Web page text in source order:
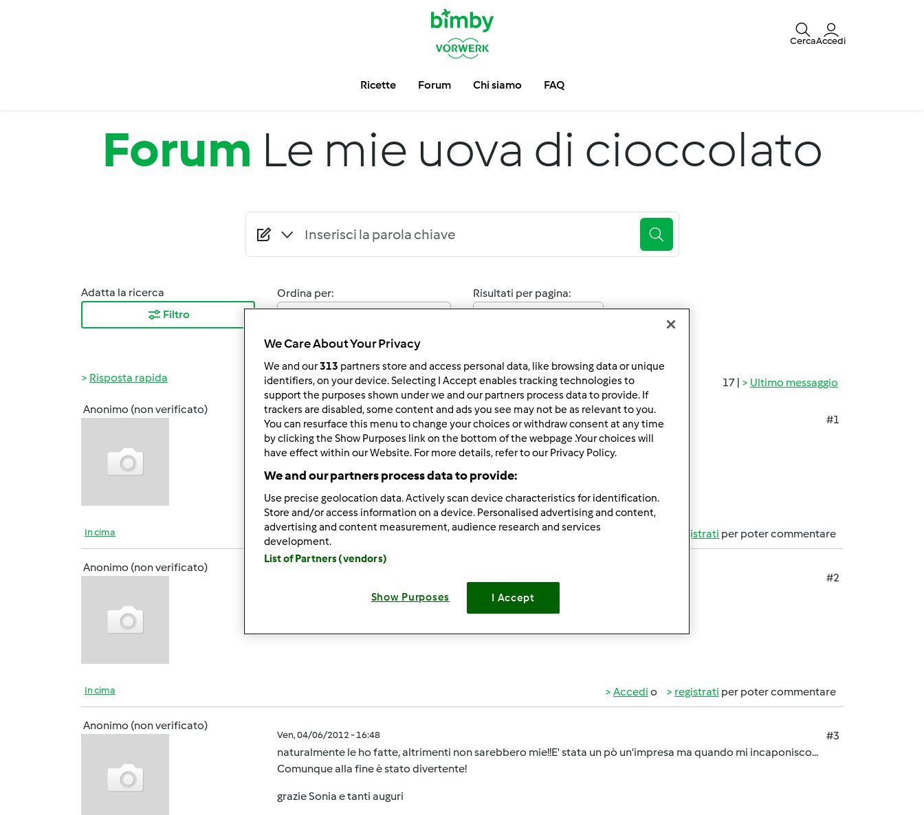
CercaAccedi
Ricette Forum Chi siamo FAQ
Forum Le mie uova di cioccolato
Adatta la ricerca
Filtro
Ordina per:
Risultati per pagina:
17 | Ultimo messaggio
Risposta rapida
Anonimo (non verificato)
Ven, 04/06/2012 - 16:37 #1
In cima registrati per poter commentare
Anonimo (non verificato)
#2
e brava pallinaaaaaaa
ma le uova le hai fatte tu o le hai solo decorate?
In cima Accedi o registrati per poter commentare
Anonimo (non verificato)
Ven, 04/06/2012 - 16:48
#3
naturalmente le ho fatte, altrimenti non sarebbero mie!!E' stata un pò un'impresa ma quando mi incaponisco...
Comunque alla fine è stato divertente!
grazie Sonia e tanti auguri
We Care About Your Privacy
We and our313 partners store and access personal data, like browsing data or unique
identifiers, on your device. Selecting I Accept enables tracking technologies to
support the purposes shown under we and our partners process data to provide. If
trackers are disabled, some content and ads you see may not be as relevant to you.
You can resurface this menu to change your choices or withdraw consent at any time
by clicking the Show Purposes link on the bottom of the webpage .Your choices will
have effect within our Website. For more details, refer to our Privacy Policy.
We and our partners process data to provide:
Use precise geolocation data. Actively scan device characteristics for identification.
Store and/or access information on a device. Personalised advertising and content,
advertising and content measurement, audience research and services
development.
List of Partners (vendors)
Show Purposes I Accept